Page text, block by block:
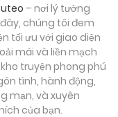
– nơi lý tưởng
chúng tôi đem
tối ưu với giao diện
mái và liền mạch
truyện phong phú
tình, hành động,
mạn, và xuyên
của bạn.